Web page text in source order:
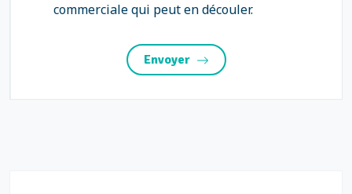
commerciale qui peut en découler.
Envoyer